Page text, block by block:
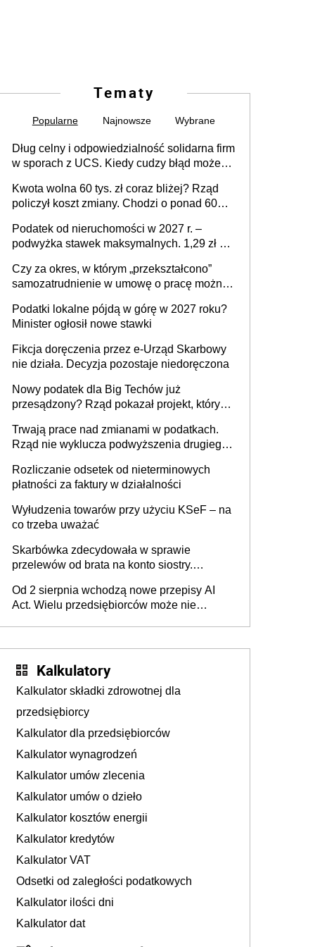
Tematy
Popularne Najnowsze Wybrane
Dług celny i odpowiedzialność solidarna firm
w sporach z UCS. Kiedy cudzy błąd może
Kwota wolna 60 tys. zł coraz bliżej? Rząd
policzył koszt zmiany. Chodzi o ponad 60
Podatek od nieruchomości w 2027 r. –
podwyżka stawek maksymalnych. 1,29 zł za
budynków i lokali związanych z
prowadzeniem działalności gospodarczej
Czy za okres, w którym „przekształcono”
samozatrudnienie w umowę o pracę można
umowy cywilnoprawnej jedynym
racjonalnym wyjściem
Podatki lokalne pójdą w górę w 2027 roku?
Minister ogłosił nowe stawki
Fikcja doręczenia przez e-Urząd Skarbowy
nie działa. Decyzja pozostaje niedoręczona
Nowy podatek dla Big Techów już
przesądzony? Rząd pokazał projekt, który
Trwają prace nad zmianami w podatkach.
Rząd nie wyklucza podwyższenia drugiego
Rozliczanie odsetek od nieterminowych
płatności za faktury w działalności
Wyłudzenia towarów przy użyciu KSeF – na
co trzeba uważać
Skarbówka zdecydowała w sprawie
przelewów od brata na konto siostry.
darowizna, ale podatku jednak nie będzie
Od 2 sierpnia wchodzą nowe przepisy AI
Act. Wielu przedsiębiorców może nie
Kalkulatory
Kalkulator składki zdrowotnej dla
przedsiębiorcy
Kalkulator dla przedsiębiorców
Kalkulator wynagrodzeń
Kalkulator umów zlecenia
Kalkulator umów o dzieło
Kalkulator kosztów energii
Kalkulator kredytów
Kalkulator VAT
Odsetki od zaległości podatkowych
Kalkulator ilości dni
Kalkulator dat